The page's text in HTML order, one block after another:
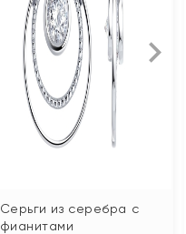
Серьги из серебра с
фианитами